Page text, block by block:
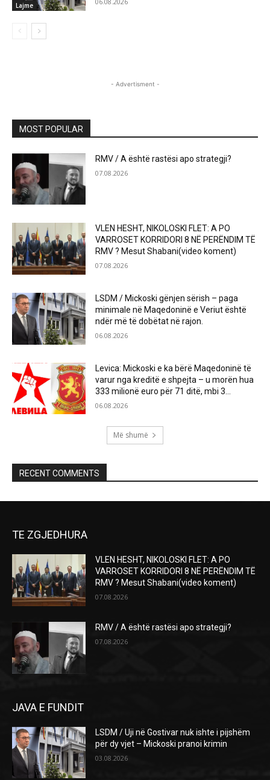
Lajme
- Advertisment -
MOST POPULAR
RMV / A është rastësi apo strategji?
07.08.2026
VLEN HESHT, NIKOLOSKI FLET: A PO
VARROSET KORRIDORI 8 NË PERËNDIM TË
RMV ? Mesut Shabani(video koment)
07.08.2026
LSDM / Mickoski gënjen sërish – paga
minimale në Maqedoninë e Veriut është
ndër më të dobëtat në rajon.
06.08.2026
Levica: Mickoski e ka bërë Maqedoninë të
varur nga kreditë e shpejta – u morën hua
333 milionë euro për 71 ditë, mbi 3...
06.08.2026
Më shumë
RECENT COMMENTS
TE ZGJEDHURA
VLEN HESHT, NIKOLOSKI FLET: A PO
VARROSET KORRIDORI 8 NË PERËNDIM TË
RMV ? Mesut Shabani(video koment)
07.08.2026
RMV / A është rastësi apo strategji?
07.08.2026
JAVA E FUNDIT
LSDM / Uji në Gostivar nuk ishte i pijshëm
për dy vjet – Mickoski pranoi krimin
03.08.2026